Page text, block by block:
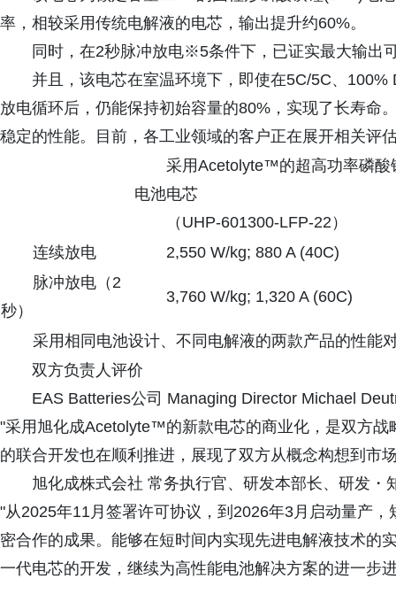
率，相较采用传统电解液的电芯，输出提升约60%。
同时，在2秒脉冲放电※5条件下，已证实最大输出
并且，该电芯在室温环境下，即使在5C/5C、
放电循环后，仍能保持初始容量的80%，实现了长寿命
稳定的性能。目前，各工业领域的客户正在展开相关评
采用Acetolyte™的超高功率磷酸
电池电芯
（UHP-601300-LFP-22）
连续放电
2,550 W/kg; 880 A (40C)
脉冲放电（2
秒）
3,760 W/kg; 1,320 A (60C)
采用相同电池设计、不同电解液的两款产品的性能
双方负责人评价
EAS Batteries公司 Managing Director Michael
"采用旭化成Acetolyte™的新款电芯的商业化，是双方
的联合开发也在顺利推进，展现了双方从概念构想到市
旭化成株式会社 常务执行官、研发本部长、研发・
"从2025年11月签署许可协议，到2026年3月启动量产
密合作的成果。能够在短时间内实现先进电解液技术的
一代电芯的开发，继续为高性能电池解决方案的进一步